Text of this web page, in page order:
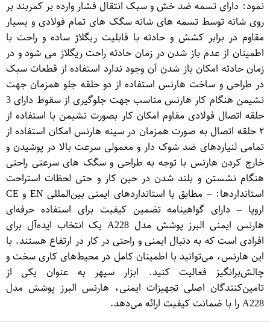
نمود: دارای تسمه ضد خش و سبک انتقال فشار وارده بر کمربند بر
روی شانه توسط تسمه های شانه سگک های تمام فولادی و بسیار
مقاوم در برابر کشش و حادثه با قابلیت ریگلاژ ساده و راحت با
اطمینان از عدم باز شدن در زمان حادثه راحت ریگلاژ می شود و در
زمان حادثه امکان باز شدن آن وجود ندارد استفاده از قطعات سبک
در طراحی و ساخت هارنس استفاده از دو حلقه جلو همزمان جهت
نشیمن هنگام کار هارنس مناسب جهت جلوگیری از سقوط دارای 3
حلقه اتصال فولادی مقاوم امکان کار بصورت نشیمن با استفاده از
۲ حلقه اتصال به صورت همزمان در سینه هارنس امکان استفاده از
تمامی لنیاردهای ضد شوک دار و معمولی سرعت بالا در پوشیدن و
خارج کردن هارنس با توجه به طراحی و سگک های سرعتی راحتی
هنگام نشستن و بلند شدن در حین کار و حتی لحظات استراحت
استانداردها: – مطابق با استانداردهای ایمنی بین‌المللی EN و CE
اروپا – دارای گواهینامه تضمین کیفیت برای استفاده حرفه‌ای
هارنس ایمنی البرز پوشش مدل A228 یک انتخاب ایده‌آل برای
افرادی است که به دنبال ایمنی و راحتی در کار در ارتفاع هستند. با
این هارنس، می‌توانید با اطمینان کامل در محیط‌های کاری سخت و
چالش‌برانگیز فعالیت کنید. ابزار سپهر به عنوان یکی از
تامین‌کنندگان اصلی تجهیزات ایمنی، هارنس البرز پوشش مدل
A228 را با ضمانت کیفیت ارائه می‌دهد.